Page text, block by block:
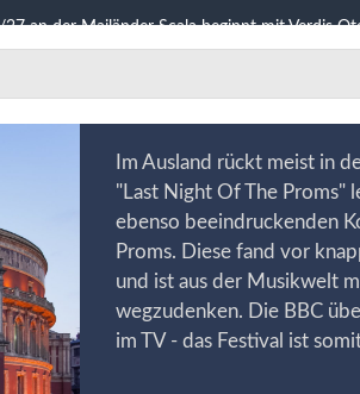
aufgeführt.Im Ausland rückt meist in
"Last Night Of The Proms"
ebenso beeindruckenden
Proms. Diese fand vor
und ist aus der Musikwelt
wegzudenken. Die BBC
im TV - das Festival ist